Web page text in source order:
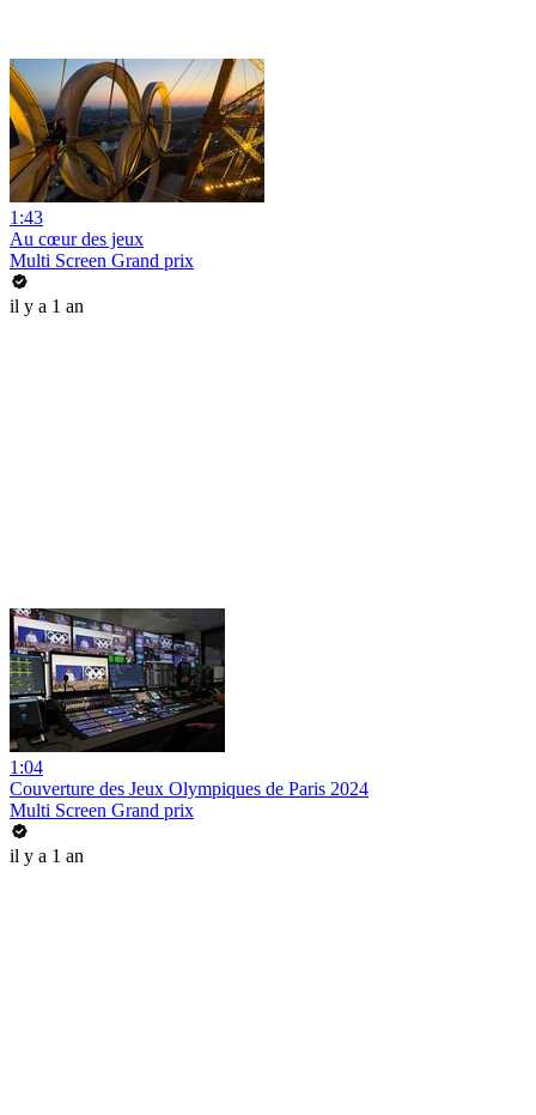
1:43
Au cœur des jeux
Multi Screen Grand prix
il y a 1 an
1:04
Couverture des Jeux Olympiques de Paris 2024
Multi Screen Grand prix
il y a 1 an